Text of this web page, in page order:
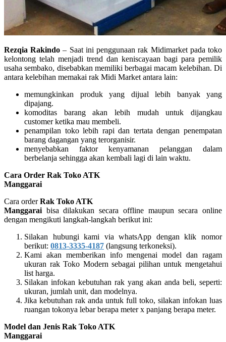
Rezqia Rakindo – Saat ini penggunaan rak Midimarket pada toko
kelontong telah menjadi trend dan keniscayaan bagi para pemilik
usaha sembako, disebabkan memiliki berbagai macam kelebihan. Di
antara kelebihan memakai rak Midi Market antara lain:
memungkinkan produk yang dijual lebih banyak yang
dipajang.
komoditas barang akan lebih mudah untuk dijangkau
customer ketika mau membeli.
penampilan toko lebih rapi dan tertata dengan penempatan
barang dagangan yang terorganisir.
menyebabkan faktor kenyamanan pelanggan dalam
berbelanja sehingga akan kembali lagi di lain waktu.
Cara Order Rak Toko ATK
Manggarai
Cara orderRak Toko ATK
Manggarai bisa dilakukan secara offline maupun secara online
dengan mengikuti langkah-langkah berikut ini:
Silakan hubungi kami via whatsApp dengan klik nomor
berikut: 0813-3335-4187 (langsung terkoneksi).
Kami akan memberikan info mengenai model dan ragam
ukuran rak Toko Modern sebagai pilihan untuk mengetahui
list harga.
Silakan infokan kebutuhan rak yang akan anda beli, seperti:
ukuran, jumlah unit, dan modelnya.
Jika kebutuhan rak anda untuk full toko, silakan infokan luas
ruangan tokonya lebar berapa meter x panjang berapa meter.
Model dan Jenis Rak Toko ATK
Manggarai